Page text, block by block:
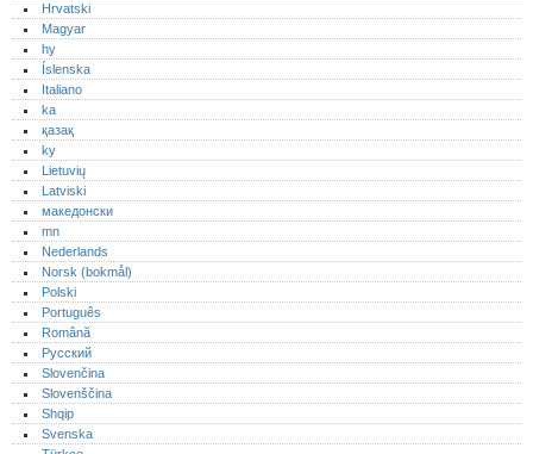
Hrvatski
Magyar
hy
Íslenska
Italiano
ka
қазақ
ky
Lietuvių
Latviski
македонски
mn
Nederlands
Norsk (bokmål)‎
Polski
Português‎
Română
Русский
Slovenčina
Slovenščina
Shqip
Svenska